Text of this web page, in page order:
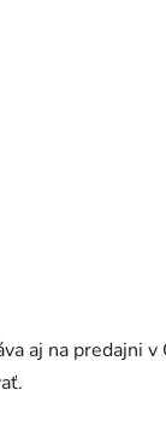
aj na predajni